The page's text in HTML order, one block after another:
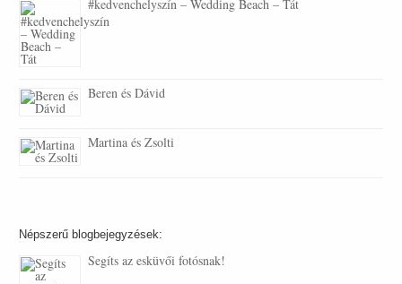
#kedvenchelyszín – Wedding Beach – Tát
Beren és Dávid
Martina és Zsolti
Népszerű blogbejegyzések:
Segíts az esküvői fotósnak!